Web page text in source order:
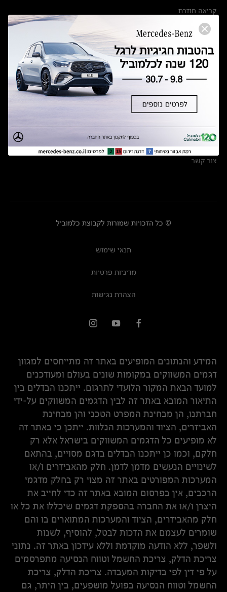
קריאה חוזרת
הודעה על הטבות לרכבי מרצדס בהסדר פשרה בתצ 56447-02-19
תקנון ימי מכירות 120 לכלמוביל
מצאו אותנו
אולמות תצוגה
מרכזי שירות
צור קשר
© כל הזכויות שמורות לקבוצת כלמוביל
תנאי שימוש
מדיניות פרטיות
הצהרת נגישות
המידע והנתונים המופיעים באתר זה מתייחסים למגוון
דגמים המשווקים במקומות שונים בעולם ומעודכנים
למועד הבאת המקור הלועדי לתרגום. ייתכנו הבדלים בין
התיאור המובא באתר זה לבין הדגמים המשווקים על-ידי
חברתנו, הן מבחינת המפרט הטכני והן מבחינת
האביזרים, הציוד והמערכות הנלוות. ייתכן כי באתר זה
לא מופיעים כל הדגמים המשווקים בישראל אלא רק
חלקם, וכמו כן ייתכנו הבדלים בדגם מסויים, בהתאם
לשינויים הנעשים מדמן לדמן. חלק מהאביזרים ו/או
המערכות המפורטים באתר זה מצוי רק בחלק מדגמי
הרכבים, אין בפרסום המובא באתר זה כדי לחייב את
היצרן ו/או את החברה בהספקת דגמים שיכללו את כל או
חלק מהאביזרים, הציוד והמערכות המתוארים בו והם
שומרים לעצמם את הזכות לבטל, להוסיף, לשנות
ולשפר, ללא הודעה מוקדמת וללא עידכון באתר זה. נתוני
צריכת הדלק, צריכת החשמל וטווח הנסיעה מתפרסמים
על פי דין לפי בדיקות המעבדה. צריכת הדלק, צריכת
החשמל וטווח הנסיעה בפועל מושפעים, בין היתר, גם